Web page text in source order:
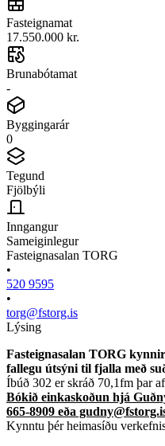
Fasteignamat
17.550.000 kr.
Brunabótamat
-
Byggingarár
0
Tegund
Fjölbýli
Inngangur
Sameiginlegur
Fasteignasalan TORG
•
520 9595
•
torg@fstorg.is
Lýsing
Fasteignasalan TORG
fallegu útsýni til fjalla með
Íbúð 302 er skráð 70,1fm þar
Bókið einkaskoðun hjá
665-8909 eða
Kynntu þér heimasíðu